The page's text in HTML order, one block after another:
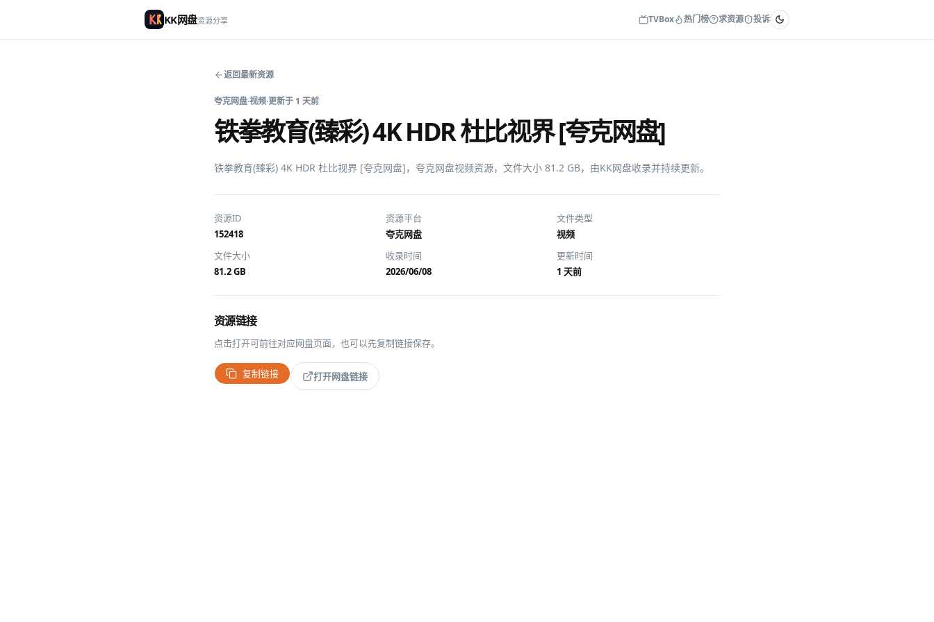
KK网盘资源分享 TVBox 热门榜 求资源 投诉
返回最新资源
夸克网盘·视频·更新于 1 天前
铁拳教育(臻彩) 4K HDR 杜比视界 [夸克网盘]
铁拳教育(臻彩) 4K HDR 杜比视界 [夸克网盘]，夸克网盘视频资源，文件大小 81.2 GB，由KK网盘收录并持续更新。
资源ID
152418
资源平台
夸克网盘
文件类型
视频
文件大小
81.2 GB
收录时间
2026/06/08
更新时间
1 天前
资源链接
点击打开可前往对应网盘页面，也可以先复制链接保存。
复制链接 打开网盘链接